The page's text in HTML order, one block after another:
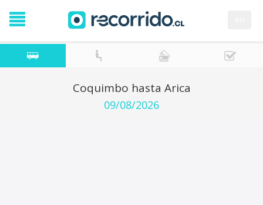
Coquimbo hasta Arica
09/08/2026